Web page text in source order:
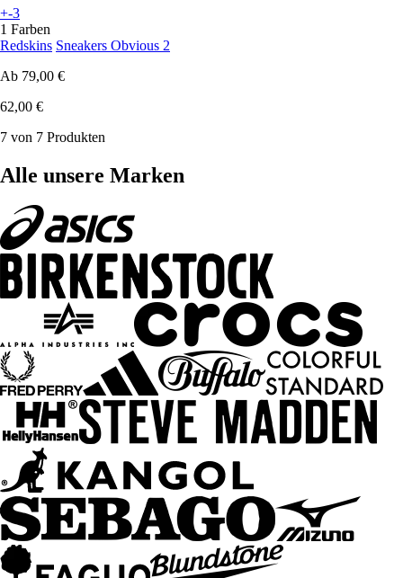
+-3
1 Farben
Redskins Sneakers Obvious 2
Ab 79,00 €
62,00 €
7 von 7 Produkten
Alle unsere Marken